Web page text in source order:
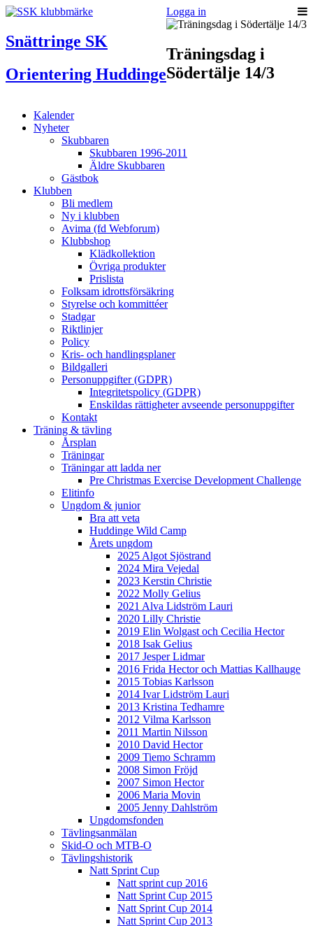
Logga in
Snättringe SK
Orientering Huddinge
Kalender
Nyheter
Skubbaren
Skubbaren 1996-2011
Äldre Skubbaren
Gästbok
Klubben
Bli medlem
Ny i klubben
Avima (fd Webforum)
Klubbshop
Klädkollektion
Övriga produkter
Prislista
Folksam idrottsförsäkring
Styrelse och kommittéer
Stadgar
Riktlinjer
Policy
Kris- och handlingsplaner
Bildgalleri
Personuppgifter (GDPR)
Integritetspolicy (GDPR)
Enskildas rättigheter avseende personuppgifter
Kontakt
Träning & tävling
Årsplan
Träningar
Träningar att ladda ner
Pre Christmas Exercise Development Challenge
Elitinfo
Ungdom & junior
Bra att veta
Huddinge Wild Camp
Årets ungdom
2025 Algot Sjöstrand
2024 Mira Vejedal
2023 Kerstin Christie
2022 Molly Gelius
2021 Alva Lidström Lauri
2020 Lilly Christie
2019 Elin Wolgast och Cecilia Hector
2018 Isak Gelius
2017 Jesper Lidmar
2016 Frida Hector och Mattias Kallhauge
2015 Tobias Karlsson
2014 Ivar Lidström Lauri
2013 Kristina Tedhamre
2012 Vilma Karlsson
2011 Martin Nilsson
2010 David Hector
2009 Tiemo Schramm
2008 Simon Fröjd
2007 Simon Hector
2006 Maria Movin
2005 Jenny Dahlström
Ungdomsfonden
Tävlingsanmälan
Skid-O och MTB-O
Tävlingshistorik
Natt Sprint Cup
Natt sprint cup 2016
Natt Sprint Cup 2015
Natt Sprint Cup 2014
Natt Sprint Cup 2013
Träningsdag i
Södertälje 14/3